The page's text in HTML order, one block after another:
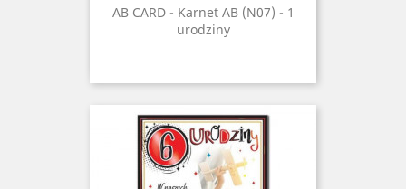
AB CARD - Karnet AB (N07) - 1
urodziny